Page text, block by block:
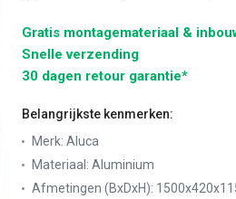
Gratis montagemateriaal &
Snelle verzending
30 dagen retour garantie*
Belangrijkste kenmerken:
Merk: Aluca
Materiaal : Aluminium
Afmetingen (BxDxH):